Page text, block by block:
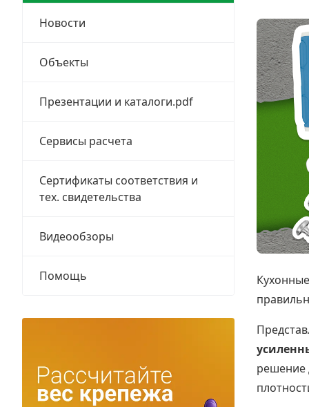
Заклепки
Шурупы и саморезы
Грузовой крепеж
Метрический крепеж
Электро и бензоинструмент, оборудование
Перфорированный крепеж
Новости
Объекты
Презентации и каталоги.pdf
Сервисы расчета
Сертификаты соответствия и
тех. свидетельства
Видеообзоры
Помощь
решение